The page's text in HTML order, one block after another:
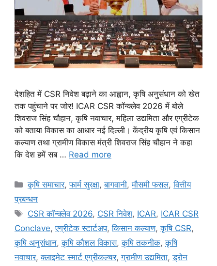
देशहित में CSR निवेश बढ़ाने का आह्वान, कृषि अनुसंधान को खेत
तक पहुंचाने पर जोर! ICAR CSR कॉन्क्लेव 2026 में बोले
शिवराज सिंह चौहान, कृषि नवाचार, महिला उद्यमिता और एग्रीटेक
को बताया विकास का आधार नई दिल्ली। केंद्रीय कृषि एवं किसान
कल्याण तथा ग्रामीण विकास मंत्री शिवराज सिंह चौहान ने कहा
कि देश हमें सब … Read more
कृषि समाचार,फार्म सुरक्षा,बागवानी,मौसमी फसल,वित्तीय
प्रबन्धन
CSR कॉन्क्लेव 2026, CSR निवेश, ICAR, ICAR CSR
Conclave,एग्रीटेक स्टार्टअप,किसान कल्याण,कृषि CSR,
कृषि अनुसंधान,कृषि कौशल विकास,कृषि तकनीक,कृषि
नवाचार,क्लाइमेट स्मार्ट एग्रीकल्चर,ग्रामीण उद्यमिता,ड्रोन